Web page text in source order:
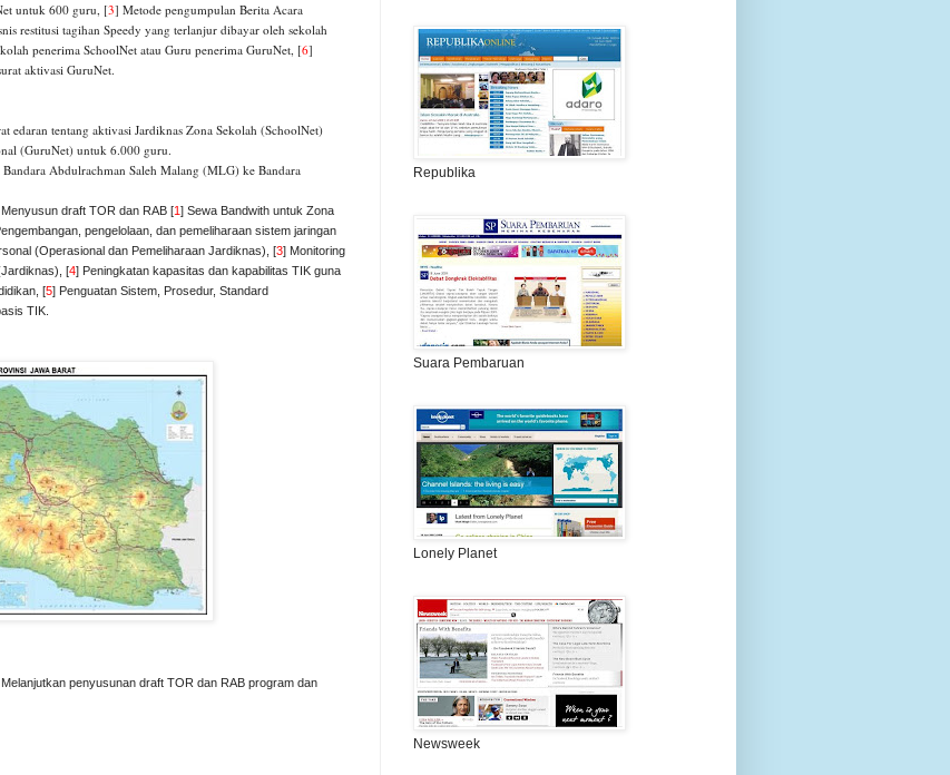
untuk 600 guru, [3] Metode pengumpulan Berita Acara
restitusi tagihan Speedy yang terlanjur dibayar oleh sekolah
penerima SchoolNet atau Guru penerima GuruNet, [6]
aktivasi GuruNet.
edaran tentang aktivasi Jardiknas Zona Sekolah (SchoolNet)
(GuruNet) untuk 6.000 guru.
Abdulrachman Saleh Malang (MLG) ke Bandara
draft TOR dan RAB [1] Sewa Bandwith untuk Zona
pengelolaan, dan pemeliharaan sistem jaringan
(Operasional dan Pemeliharaan Jardiknas), [3] Monitoring
[4] Peningkatan kapasitas dan kapabilitas TIK guna
[5] Penguatan Sistem, Prosedur, Standard
TIK.
penyusunan draft TOR dan RAB program dan
Republika
Suara Pembaruan
Lonely Planet
Newsweek